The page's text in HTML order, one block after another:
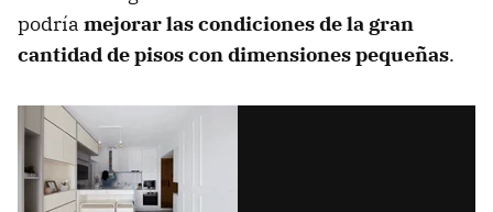
podría mejorar las condiciones de la gran
cantidad de pisos con dimensiones pequeñas.